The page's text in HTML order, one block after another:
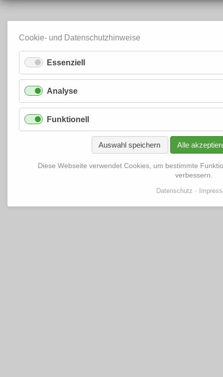
Cookie- und Datenschutzhinweise
Essenziell
Analyse
Funktionell
Auswahl speichern Alle
Diese Webseite verwendet Cookies, um bestimmte
verbessern.
Datenschutz